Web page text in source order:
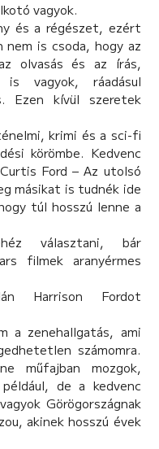
vagyok.
és a régészet, ezért
nem is csoda, hogy az
olvasás és az írás,
is vagyok, ráadásul
Ezen kívül szeretek
krimi és a sci-fi
körömbe. Kedvenc
Ford – Az utolsó
másikat is tudnék ide
túl hosszú lenne a
választani, bár
filmek aranyérmes
Harrison Fordot
a zenehallgatás, ami
számomra.
műfajban mozgok,
de a kedvenc
Görögországnak
akinek hosszú évek